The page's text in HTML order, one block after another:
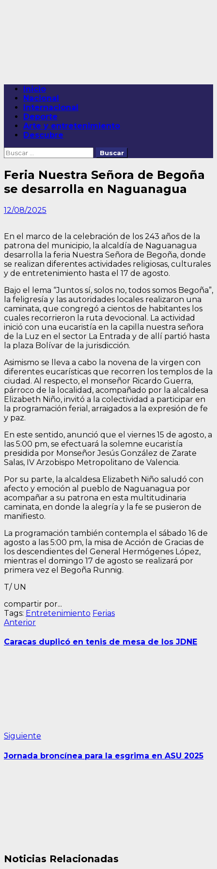
Menú
principal
Inicio
Nacional
Internacional
Deporte
Arte y entretenimiento
Descubre
Buscar:
Feria Nuestra Señora de Begoña
se desarrolla en Naguanagua
12/08/2025
En el marco de la celebración de los 243 años de la
patrona del municipio, la alcaldía de Naguanagua
desarrolla la feria Nuestra Señora de Begoña, donde
se realizan diferentes actividades religiosas, culturales
y de entretenimiento hasta el 17 de agosto.
Bajo el lema “Juntos sí, solos no, todos somos Begoña”,
la feligresía y las autoridades locales realizaron una
caminata, que congregó a cientos de habitantes los
cuales recorrieron la ruta devocional. La actividad
inició con una eucaristía en la capilla nuestra señora
de la Luz en el sector La Entrada y de allí partió hasta
la plaza Bolívar de la jurisdicción.
Asimismo se lleva a cabo la novena de la virgen con
diferentes eucarísticas que recorren los templos de la
ciudad. Al respecto, el monseñor Ricardo Guerra,
párroco de la localidad, acompañado por la alcaldesa
Elizabeth Niño, invitó a la colectividad a participar en
la programación ferial, arraigados a la expresión de fe
y paz.
En este sentido, anunció que el viernes 15 de agosto, a
las 5:00 pm, se efectuará la solemne eucaristía
presidida por Monseñor Jesús González de Zarate
Salas, IV Arzobispo Metropolitano de Valencia.
Por su parte, la alcaldesa Elizabeth Niño saludó con
afecto y emoción al pueblo de Naguanagua por
acompañar a su patrona en esta multitudinaria
caminata, en donde la alegría y la fe se pusieron de
manifiesto.
La programación también contempla el sábado 16 de
agosto a las 5:00 pm, la misa de Acción de Gracias de
los descendientes del General Hermógenes López,
mientras el domingo 17 de agosto se realizará por
primera vez el Begoña Runnig.
T/ UN
compartir por...
Tags: Entretenimiento Ferias
Navegación
de
AnteriorEntrada
Caracas duplicó en tenis de mesa de los JDNE
Siguiente
Jornada broncínea para la esgrima en ASU 2025
Noticias Relacionadas